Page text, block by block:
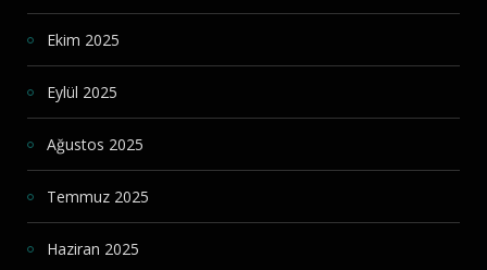
Ekim 2025
Eylül 2025
Ağustos 2025
Temmuz 2025
Haziran 2025